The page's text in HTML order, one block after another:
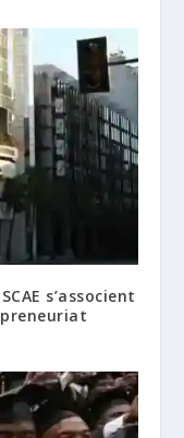
s’associent